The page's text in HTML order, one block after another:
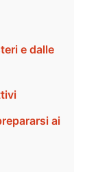
e dalle
ai